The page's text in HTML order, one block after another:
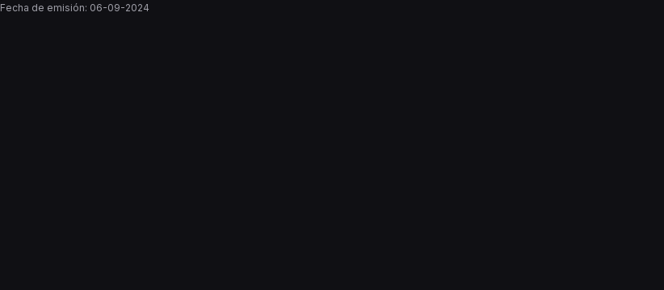
Fecha de emisión: 06-09-2024